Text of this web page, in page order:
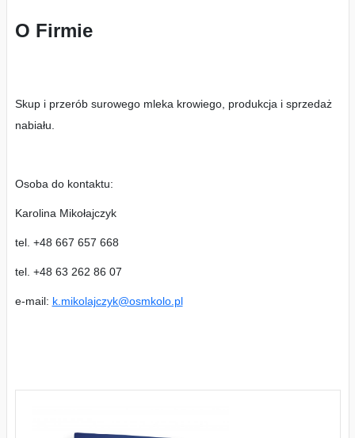
O Firmie
Skup i przerób surowego mleka krowiego, produkcja i sprzedaż
nabiału.
Osoba do kontaktu:
Karolina Mikołajczyk
tel. +48 667 657 668
tel. +48 63 262 86 07
e-mail: k.mikolajczyk@osmkolo.pl